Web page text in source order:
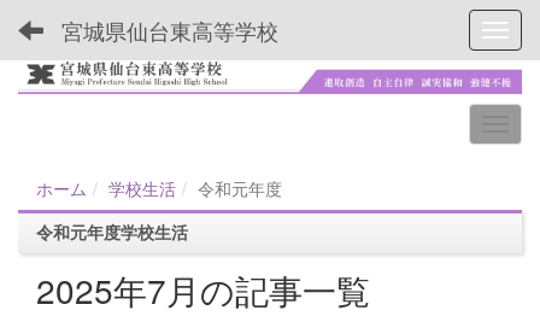
宮城県仙台東高等学校
ホーム 学校生活
令和元年度
令和元年度学校生活
2025年7月の記事一覧